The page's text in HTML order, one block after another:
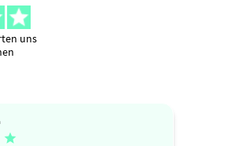
uns
